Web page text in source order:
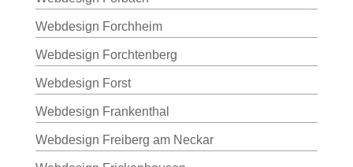
Webdesign Forchheim
Webdesign Forchtenberg
Webdesign Forst
Webdesign Frankenthal
Webdesign Freiberg am Neckar